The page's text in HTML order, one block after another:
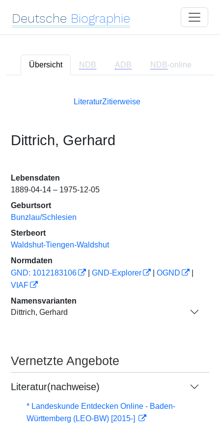
Deutsche Biographie
Übersicht NDB ADB NDB-online
LiteraturZitierweise
Dittrich, Gerhard
Lebensdaten
1889-04-14 – 1975-12-05
Geburtsort
Bunzlau/Schlesien
Sterbeort
Waldshut-Tiengen-Waldshut
Normdaten
GND: 1012183106
GND-Explorer OGND
VIAF
Namensvarianten
Dittrich, Gerhard
Vernetzte Angebote
Literatur(nachweise)
* Landeskunde Entdecken Online - Baden-
Württemberg (LEO-BW) [2015-]